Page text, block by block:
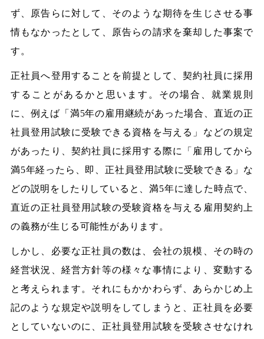
ず、原告らに対して、そのような期待を生じさせる事
情もなかったとして、原告らの請求を棄却した事案で
す。
正社員へ登用することを前提として、契約社員に採用
することがあるかと思います。その場合、就業規則
に、例えば「満5年の雇用継続があった場合、直近の正
社員登用試験に受験できる資格を与える」などの規定
があったり、契約社員に採用する際に「雇用してから
満5年経ったら、即、正社員登用試験に受験できる」な
どの説明をしたりしていると、満5年に達した時点で、
直近の正社員登用試験の受験資格を与える雇用契約上
の義務が生じる可能性があります。
しかし、必要な正社員の数は、会社の規模、その時の
経営状況、経営方針等の様々な事情により、変動する
と考えられます。それにもかかわらず、あらかじめ上
記のような規定や説明をしてしまうと、正社員を必要
としていないのに、正社員登用試験を受験させなけれ